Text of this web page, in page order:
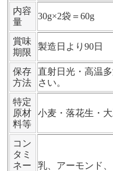
内容
量
30g×2袋＝60g
賞味
期限
製造日より90日
保存
方法
直射日光・高温
さい。
特定
原材
料等
小麦・落花生・
コン
タミ
ネー
乳、アーモンド